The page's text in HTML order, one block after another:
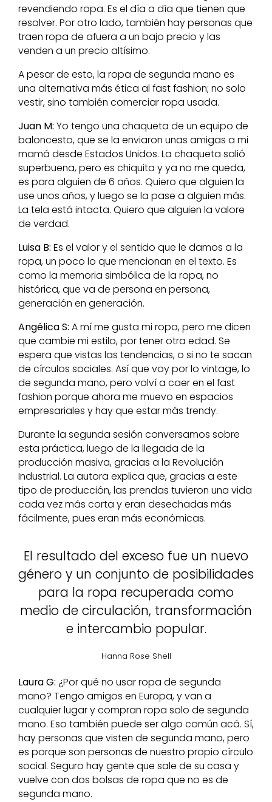
revendiendo ropa. Es el día a día que tienen que
resolver. Por otro lado, también hay personas que
traen ropa de afuera a un bajo precio y las
venden a un precio altísimo.
A pesar de esto, la ropa de segunda mano es
una alternativa más ética al fast fashion; no solo
vestir, sino también comerciar ropa usada.
Juan M: Yo tengo una chaqueta de un equipo de
baloncesto, que se la enviaron unas amigas a mi
mamá desde Estados Unidos. La chaqueta salió
superbuena, pero es chiquita y ya no me queda,
es para alguien de 6 años. Quiero que alguien la
use unos años, y luego se la pase a alguien más.
La tela está intacta. Quiero que alguien la valore
de verdad.
Luisa B: Es el valor y el sentido que le damos a la
ropa, un poco lo que mencionan en el texto. Es
como la memoria simbólica de la ropa, no
histórica, que va de persona en persona,
generación en generación.
Angélica S: A mí me gusta mi ropa, pero me dicen
que cambie mi estilo, por tener otra edad. Se
espera que vistas las tendencias, o si no te sacan
de círculos sociales. Así que voy por lo vintage, lo
de segunda mano, pero volví a caer en el fast
fashion porque ahora me muevo en espacios
empresariales y hay que estar más trendy.
Durante la segunda sesión conversamos sobre
esta práctica, luego de la llegada de la
producción masiva, gracias a la Revolución
Industrial. La autora explica que, gracias a este
tipo de producción, las prendas tuvieron una vida
cada vez más corta y eran desechadas más
fácilmente, pues eran más económicas.
El resultado del exceso fue un nuevo
género y un conjunto de posibilidades
para la ropa recuperada como
medio de circulación, transformación
e intercambio popular.
Hanna Rose Shell
Laura G: ¿Por qué no usar ropa de segunda
mano? Tengo amigos en Europa, y van a
cualquier lugar y compran ropa solo de segunda
mano. Eso también puede ser algo común acá. Sí,
hay personas que visten de segunda mano, pero
es porque son personas de nuestro propio círculo
social. Seguro hay gente que sale de su casa y
vuelve con dos bolsas de ropa que no es de
segunda mano.